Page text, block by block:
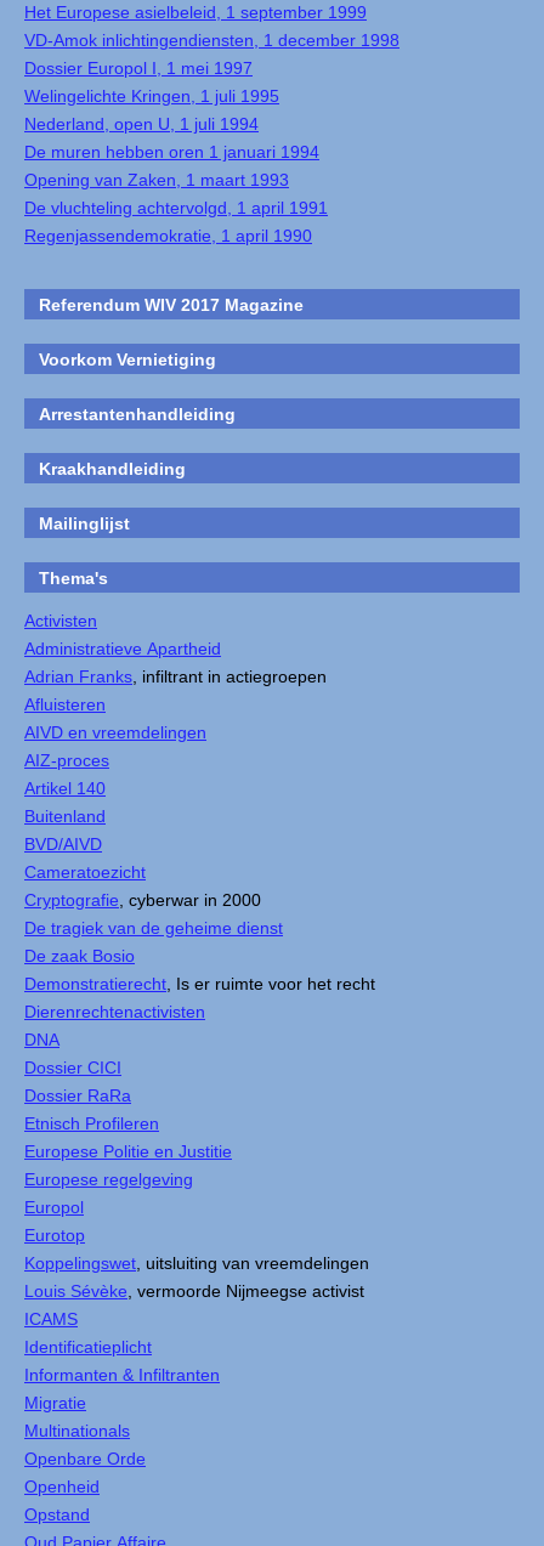
Het Europese asielbeleid, 1 september 1999
VD-Amok inlichtingendiensten, 1 december 1998
Dossier Europol I, 1 mei 1997
Welingelichte Kringen, 1 juli 1995
Nederland, open U, 1 juli 1994
De muren hebben oren 1 januari 1994
Opening van Zaken, 1 maart 1993
De vluchteling achtervolgd, 1 april 1991
Regenjassendemokratie, 1 april 1990
Referendum WIV 2017 Magazine
Voorkom Vernietiging
Arrestantenhandleiding
Kraakhandleiding
Mailinglijst
Thema's
Activisten
Administratieve Apartheid
Adrian Franks , infiltrant in actiegroepen
Afluisteren
AIVD en vreemdelingen
AIZ-proces
Artikel 140
Buitenland
BVD/AIVD
Cameratoezicht
Cryptografie , cyberwar in 2000
De tragiek van de geheime dienst
De zaak Bosio
Demonstratierecht , Is er ruimte voor het recht
Dierenrechtenactivisten
DNA
Dossier CICI
Dossier RaRa
Etnisch Profileren
Europese Politie en Justitie
Europese regelgeving
Europol
Eurotop
Koppelingswet , uitsluiting van vreemdelingen
Louis Sévèke , vermoorde Nijmeegse activist
ICAMS
Identificatieplicht
Informanten & Infiltranten
Migratie
Multinationals
Openbare Orde
Openheid
Opstand